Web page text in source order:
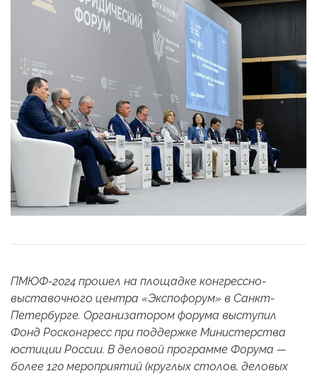
ПМЮФ-2024 прошел на площадке конгрессно-
выставочного центра «Экспофорум» в Санкт-
Петербурге. Организатором форума выступил
Фонд Росконгресс при поддержке Министерства
юстиции России. В деловой программе Форума —
более 120 мероприятий (круглых столов, деловых